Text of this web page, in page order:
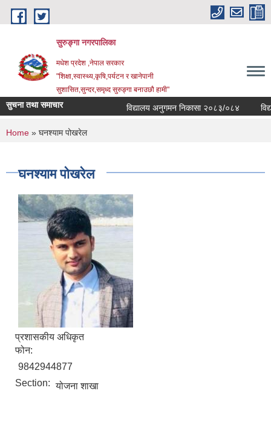
Skip to main content
सुरुङ्‍गा नगरपालिका
मधेश प्रदेश ,नेपाल सरकार
"शिक्षा,स्वास्थ्य,कृषि,पर्यटन र खानेपानी
सुशासित,सुन्दर,समृध्द सुरुङ्गा बनाउछौ हामी"
सुचना तथा समाचार विद्यालय अनुगमन निकासा २०८३/०८४
You are here
Home » घनश्याम पोखरेल
घनश्याम पोखरेल
प्रशासकीय अधिकृत
फोन:
9842944877
Section: योजना शाखा